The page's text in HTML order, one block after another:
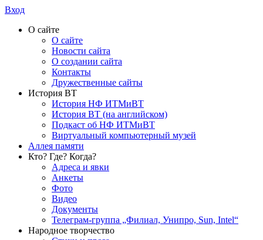
Вход
О сайте
О сайте
Новости сайта
О создании сайта
Контакты
Дружественные сайты
История ВТ
История НФ ИТМиВТ
История ВТ (на английском)
Подкаст об НФ ИТМиВТ
Виртуальный компьютерный музей
Аллея памяти
Кто? Где? Когда?
Адреса и явки
Анкеты
Фото
Видео
Документы
Телеграм-группа „Филиал, Унипро, Sun, Intel“
Народное творчество